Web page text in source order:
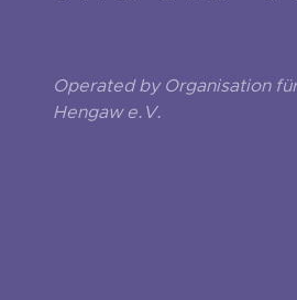
Operated by Organisation
Hengaw e.V.